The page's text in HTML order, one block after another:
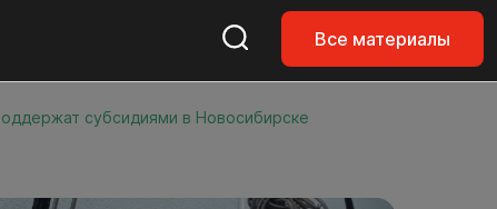
Все материалы
субсидиями в Новосибирске